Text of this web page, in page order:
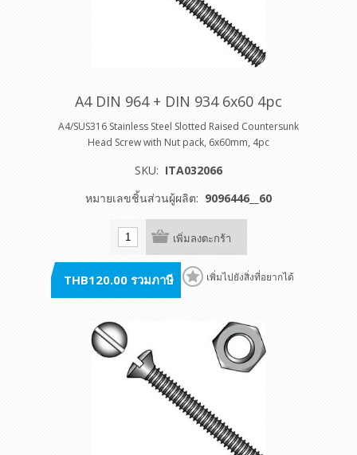
A4 DIN 964 + DIN 934 6x60 4pc
A4/SUS316 Stainless Steel Slotted Raised Countersunk
Head Screw with Nut pack, 6x60mm, 4pc
SKU: ITA032066
หมายเลขชิ้นส่วนผู้ผลิต: 9096446__60
เพิ่มลงตะกร้า
THB120.00 รวมภาษี เพิ่มไปยังสิ่งที่อยากได้